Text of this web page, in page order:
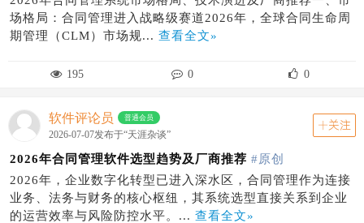
场格局：合同管理进入战略级赛道2026年，全球合同生命周
期管理（CLM）市场规... 查看全文»
195 0 0
软件评论员 普通会员
2026-07-07发布于“天涯杂谈”
关注
2026年合同管理软件选型趋势及厂商推荐 #原创
2026年，企业数字化转型已进入深水区，合同管理作为连接
业务、法务与财务的核心枢纽，其系统选型直接关系到企业
的运营效率与风险防控水平。... 查看全文»